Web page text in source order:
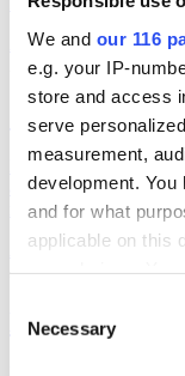
We and our 116
e.g. your IP-
store and access
serve
measurement,
development.
and for what
applicable on this
the Privacy trigger
Selection
Necessary
Affärerpr
2026-08-04, 07:22
Svagt upp
En av Sveriges
av omsättningen men
räkenskapsåret 2025.
Affärerpr
2026-08-03, 07:25
Burson upp